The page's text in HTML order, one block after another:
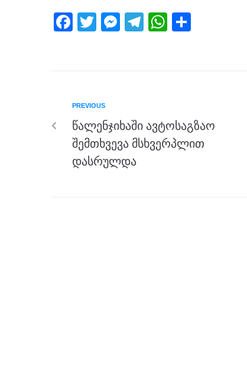
F
b
o
o
k
T
M
g
er
T
W
p
p
PREVIOUS
წალენჯიხაში ავტოსაგზაო
შემთხვევა მსხვერპლით
დასრულდა